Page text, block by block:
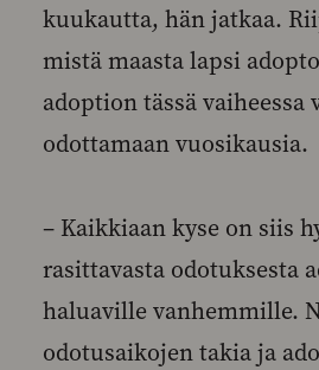
kuukautta, hän jatkaa.
mistä maasta lapsi
adoption tässä vaiheessa
odottamaan vuosikausia.
– Kaikkiaan kyse on siis
rasittavasta odotuksesta
haluaville vanhemmille.
odotusaikojen takia ja